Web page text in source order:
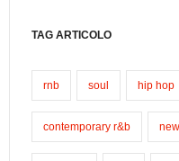
TAG ARTICOLO
rnb soul hip hop
contemporary r&b